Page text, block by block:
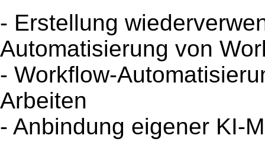
- Erstellung
Automatisierung von
- Workflow-
Arbeiten
- Anbindung eigener KI-